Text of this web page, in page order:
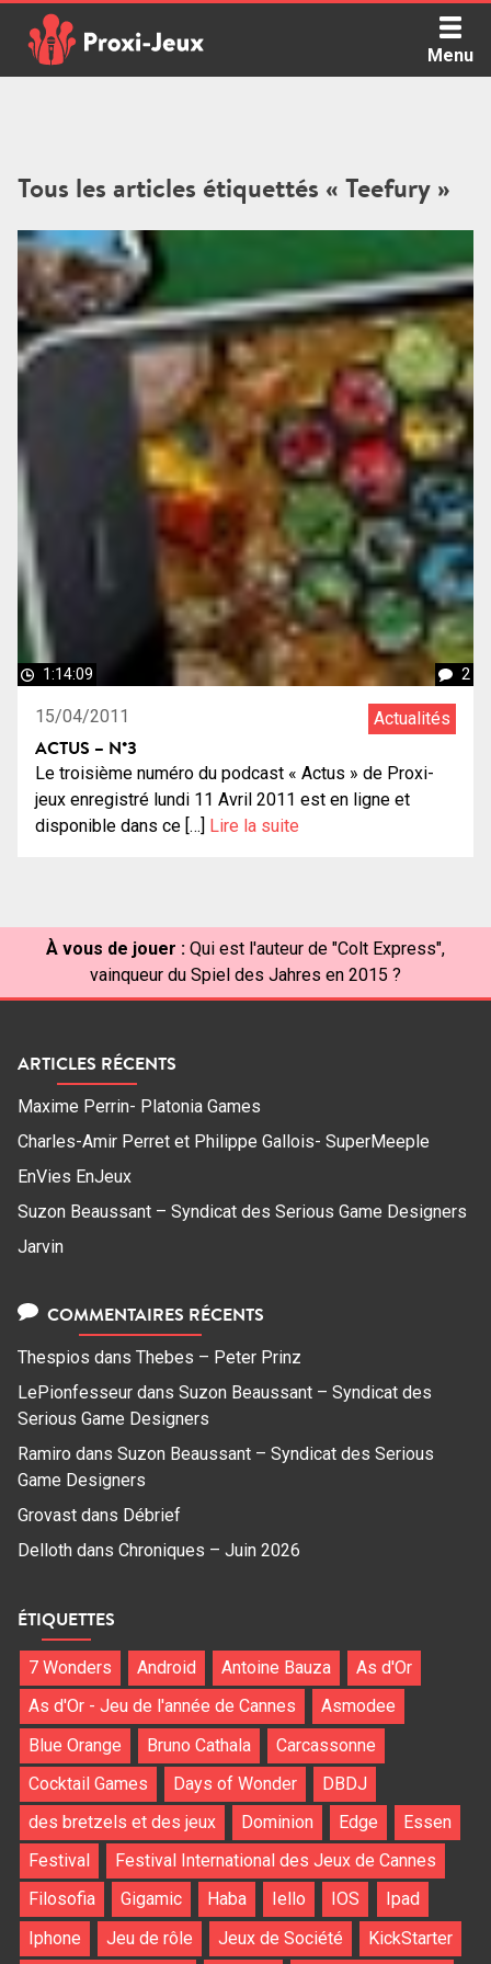
content
Menu
Tous les articles étiquettés « Teefury »
1:14:09 2
15/04/2011 Actualités
ACTUS – N°3
Le troisième numéro du podcast « Actus » de Proxi-
jeux enregistré lundi 11 Avril 2011 est en ligne et
disponible dans ce […] Lire la suite
À vous de jouer : Qui est l'auteur de "Colt Express",
vainqueur du Spiel des Jahres en 2015 ?
ARTICLES RÉCENTS
Maxime Perrin- Platonia Games
Charles-Amir Perret et Philippe Gallois- SuperMeeple
EnVies EnJeux
Suzon Beaussant – Syndicat des Serious Game Designers
Jarvin
COMMENTAIRES RÉCENTS
Thespios dans Thebes – Peter Prinz
LePionfesseur dans Suzon Beaussant – Syndicat des
Serious Game Designers
Ramiro dans Suzon Beaussant – Syndicat des Serious
Game Designers
Grovast dans Débrief
Delloth dans Chroniques – Juin 2026
ÉTIQUETTES
7 Wonders Android Antoine Bauza
As d'Or
As d'Or - Jeu de l'année de Cannes
Asmodee
Blue Orange
Bruno Cathala
Carcassonne
Cocktail Games
Days of Wonder
DBDJ
des bretzels et des jeux
Dominion Edge
Essen
Festival
Festival International des Jeux de Cannes
Filosofia
Gigamic Haba Iello IOS
Ipad
Iphone
Jeu de rôle Jeux de Société KickStarter